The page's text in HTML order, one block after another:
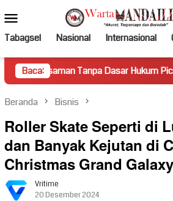
ke
kontenMobile
Tabagsel Nasional Internasional
Baca:
Tanpa Dasar Hukum Picu Keresahan
Beranda Bisnis
Roller Skate Seperti di
dan Banyak Kejutan di
Christmas Grand
Vritime
20 Desember 2024